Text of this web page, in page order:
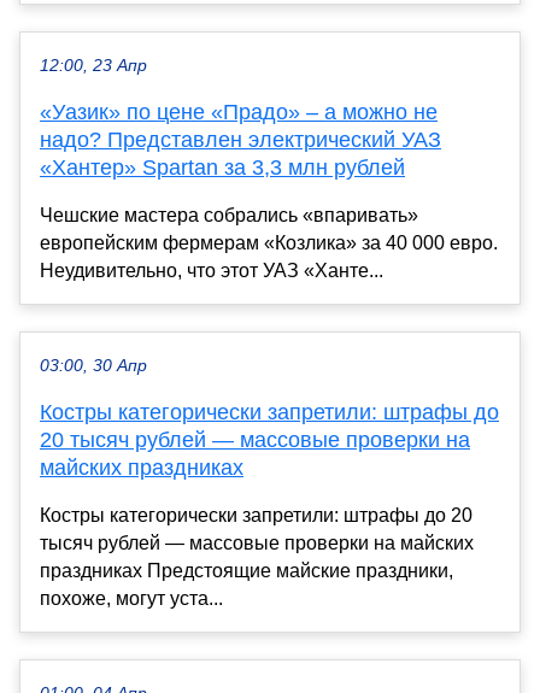
12:00, 23 Апр
«Уазик» по цене «Прадо» – а можно не
надо? Представлен электрический УАЗ
«Хантер» Spartan за 3,3 млн рублей
Чешские мастера собрались «впаривать»
европейским фермерам «Козлика» за 40 000 евро.
Неудивительно, что этот УАЗ «Ханте...
03:00, 30 Апр
Костры категорически запретили: штрафы до
20 тысяч рублей — массовые проверки на
майских праздниках
Костры категорически запретили: штрафы до 20
тысяч рублей — массовые проверки на майских
праздниках Предстоящие майские праздники,
похоже, могут уста...